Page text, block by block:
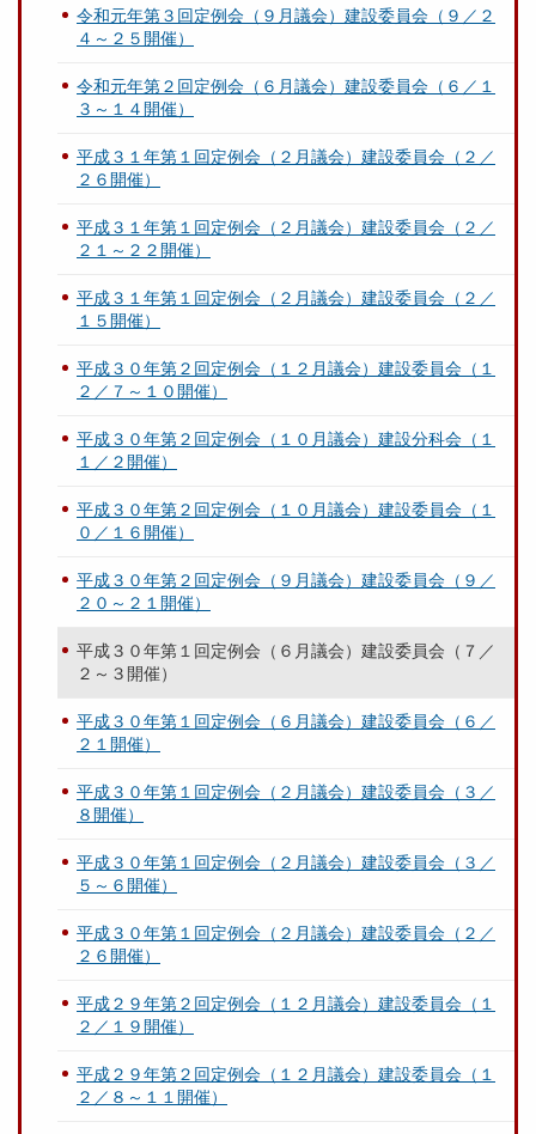
令和元年第３回定例会（９月議会）建設委員会（９／２
４～２５開催）
令和元年第２回定例会（６月議会）建設委員会（６／１
３～１４開催）
平成３１年第１回定例会（２月議会）建設委員会（２／
２６開催）
平成３１年第１回定例会（２月議会）建設委員会（２／
２１～２２開催）
平成３１年第１回定例会（２月議会）建設委員会（２／
１５開催）
平成３０年第２回定例会（１２月議会）建設委員会（１
２／７～１０開催）
平成３０年第２回定例会（１０月議会）建設分科会（１
１／２開催）
平成３０年第２回定例会（１０月議会）建設委員会（１
０／１６開催）
平成３０年第２回定例会（９月議会）建設委員会（９／
２０～２１開催）
平成３０年第１回定例会（６月議会）建設委員会（７／
２～３開催）
平成３０年第１回定例会（６月議会）建設委員会（６／
２１開催）
平成３０年第１回定例会（２月議会）建設委員会（３／
８開催）
平成３０年第１回定例会（２月議会）建設委員会（３／
５～６開催）
平成３０年第１回定例会（２月議会）建設委員会（２／
２６開催）
平成２９年第２回定例会（１２月議会）建設委員会（１
２／１９開催）
平成２９年第２回定例会（１２月議会）建設委員会（１
２／８～１１開催）